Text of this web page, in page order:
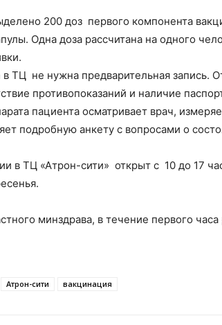
200 доз первого компонента
Одна доза рассчитана на одного
ТЦ не нужна предварительная запись.
противопоказаний и наличие
пациента осматривает врач,
подробную анкету с вопросами о
в ТЦ «Атрон-сити» открыт с 10 до 17
минздрава, в течение первого
Атрон-сити вакцинация